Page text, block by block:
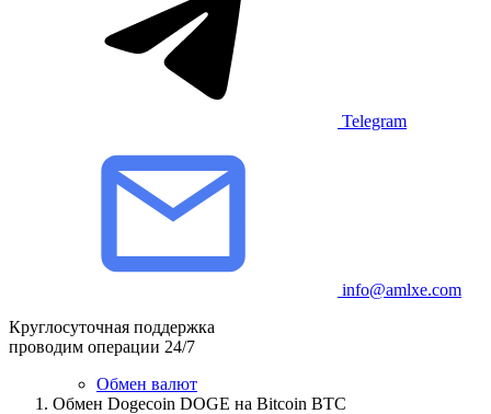
Telegram
info@amlxe.com
Круглосуточная поддержка
проводим операции 24/7
Обмен валют
Обмен Dogecoin DOGE на Bitcoin BTC